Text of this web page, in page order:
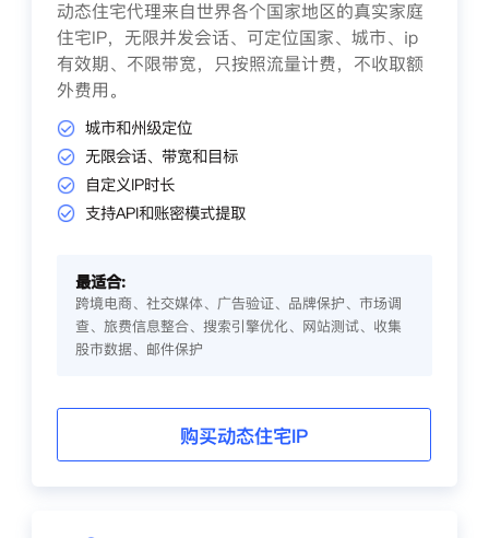
动态住宅代理来自世界各个国家地区的真实家庭
住宅IP，无限并发会话、可定位国家、城市、ip
有效期、不限带宽，只按照流量计费，不收取额
外费用。
城市和州级定位
无限会话、带宽和目标
自定义IP时长
支持API和账密模式提取
最适合:
跨境电商、社交媒体、广告验证、品牌保护、市场调
查、旅费信息整合、搜索引擎优化、网站测试、收集
股市数据、邮件保护
购买动态住宅IP